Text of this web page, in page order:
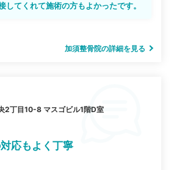
してくれて施術の方もよかったです。
加須整骨院の詳細を見る
2丁目10-8 マスゴビル1階D室
応もよく丁寧